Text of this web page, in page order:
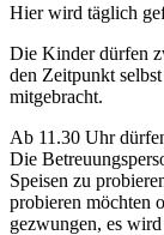
Hier wird täglich
Die Kinder dürfen
den Zeitpunkt
mitgebracht.
Ab 11.30 Uhr
Die
Speisen zu
probieren möchten
gezwungen, es